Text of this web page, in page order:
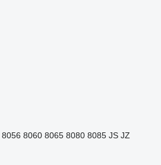
8056 8060 8065 8080 8085 JS JZ